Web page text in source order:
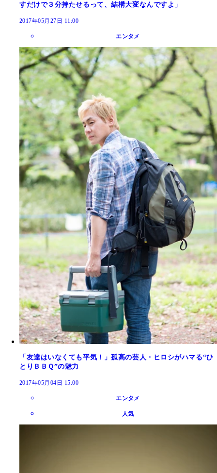
すだけで３分持たせるって、結構大変なんですよ」
2017年05月27日 11:00
エンタメ
「友達はいなくても平気！」孤高の芸人・ヒロシがハマる“ひ
とりＢＢＱ”の魅力
2017年05月04日 15:00
エンタメ
人気